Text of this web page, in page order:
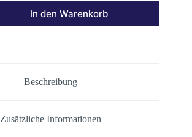
In den Warenkorb
Beschreibung
Zusätzliche Informationen